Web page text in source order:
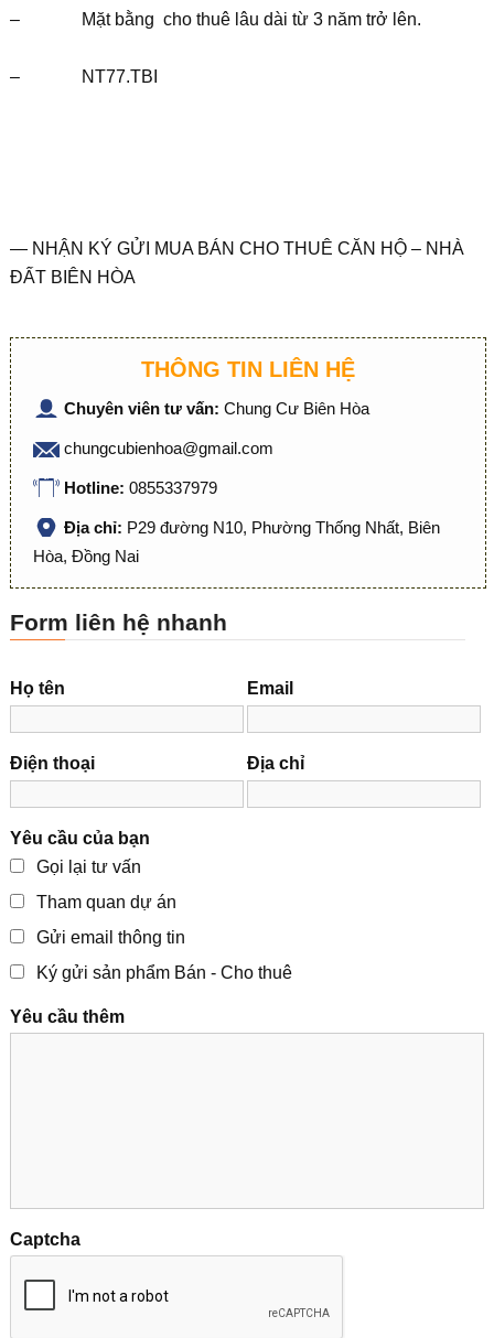
– Mặt bằng cho thuê lâu dài từ 3 năm trở lên.
– NT77.TBI
— NHẬN KÝ GỬI MUA BÁN CHO THUÊ CĂN HỘ – NHÀ
ĐẤT BIÊN HÒA
THÔNG TIN LIÊN HỆ
Chuyên viên tư vấn: Chung Cư Biên Hòa
chungcubienhoa@gmail.com
Hotline: 0855337979
Địa chỉ: P29 đường N10, Phường Thống Nhất, Biên
Hòa, Đồng Nai
Form liên hệ nhanh
Họ tên Email
Điện thoại Địa chỉ
Yêu cầu của bạn
Gọi lại tư vấn
Tham quan dự án
Gửi email thông tin
Ký gửi sản phẩm Bán - Cho thuê
Yêu cầu thêm
Captcha